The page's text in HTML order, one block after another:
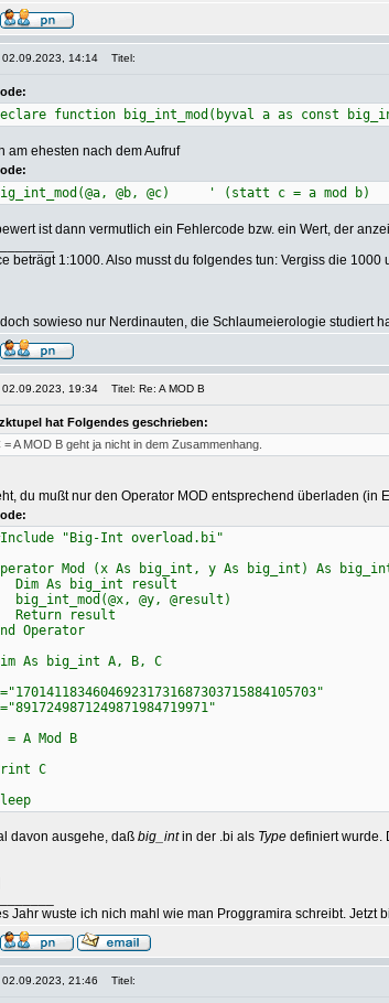
02.09.2023, 14:14 Titel:
function big_int_mod(byval a as const
am ehesten nach dem Aufruf
@b, @c) ' (statt c = a mod b)
ist dann vermutlich ein Fehlercode bzw. ein Wert, der
beträgt 1:1000. Also musst du folgendes tun: Vergiss die
sowieso nur Nerdinauten, die Schlaumeierologie studiert
02.09.2023, 19:34 Titel: Re: A MOD B
hat Folgendes geschrieben:
= A MOD B geht ja nicht in dem Zusammenhang.
du mußt nur den Operator MOD entsprechend überladen (in
"Big-Int overload.bi"
Mod (x As big_int, y As big_int) As
Dim As big_int result
big_int_mod(@x, @y, @result)
Return result
Operator
As big_int A, B, C
= A Mod B
C
davon ausgehe, daß big_intin der .bi als Type definiert wurde.
Jahr wuste ich nich mahl wie man Proggramira schreibt. Jetzt
02.09.2023, 21:46 Titel: